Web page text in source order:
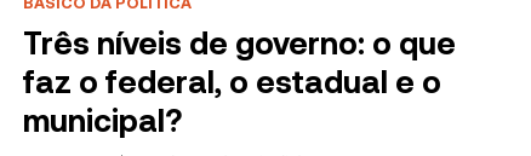
Três níveis de governo: o que
faz o federal, o estadual e o
municipal?